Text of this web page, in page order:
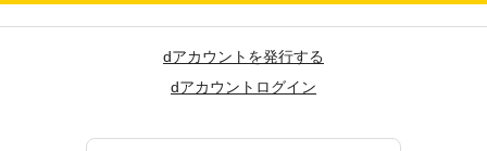
dアカウントを発行する
dアカウントログイン